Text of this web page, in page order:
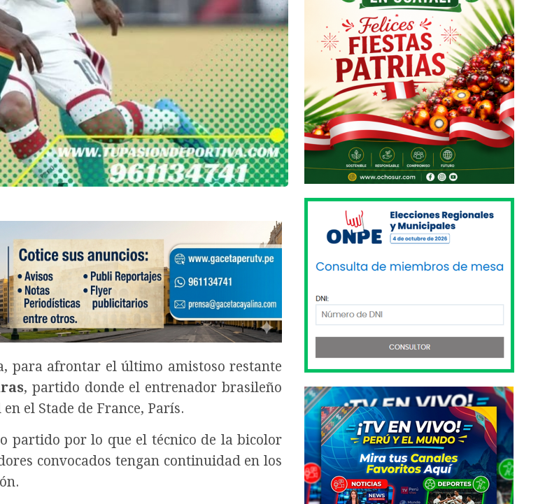
para afrontar el último amistoso restante
, partido donde el entrenador brasileño
el Stade de France, París.
partido por lo que el técnico de la bicolor
convocados tengan continuidad en los